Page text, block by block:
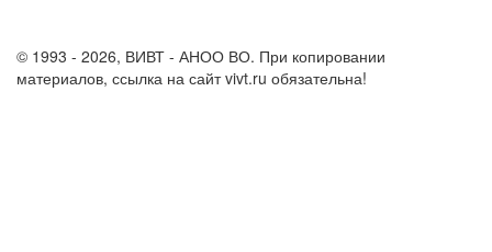
© 1993 - 2026, ВИВТ - АНОО ВО. При копировании
материалов, ссылка на сайт vivt.ru обязательна!